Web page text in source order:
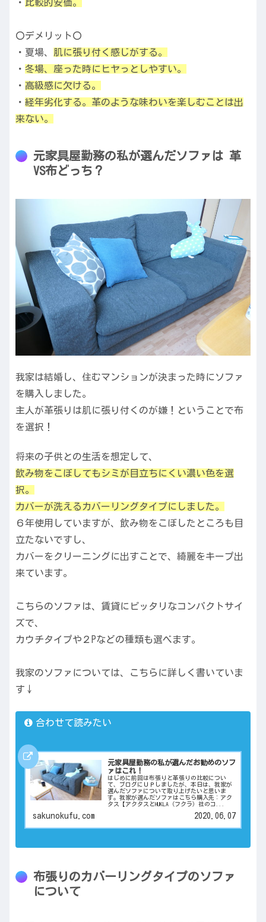
・ 比較的安価。
〇デメリット〇
・夏場、 肌に張り付く感じがする。
・ 冬場、座った時にヒヤっとしやすい。
・ 高級感に欠ける。
・ 経年劣化する。革のような味わいを楽しむことは出
来ない。
元家具屋勤務の私が選んだソファは 革
VS布どっち？
我家は結婚し、住むマンションが決まった時にソファ
を購入しました。
主人が革張りは肌に張り付くのが嫌！ということで布
を選択！
将来の子供との生活を想定して、
飲み物をこぼしてもシミが目立ちにくい濃い色を選
択。
カバーが洗えるカバーリングタイプにしました。
６年使用していますが、飲み物をこぼしたところも目
立たないですし、
カバーをクリーニングに出すことで、綺麗をキープ出
来ています。
こちらのソファは、賃貸にピッタリなコンパクトサイ
ズで、
カウチタイプや２Pなどの種類も選べます。
我家のソファについては、こちらに詳しく書いていま
す↓
合わせて読みたい
元家具屋勤務の私が選んだお勧めのソフ
ァはこれ！
はじめに前回は布張りと革張りの比較につい
て、ブログにＵＰしましたが、本日は、我家が
選んだソファについて取り上げたいと思いま
す。我家が選んだソファはこちら購入先：アク
タス【アクタスとHUKLA（フクラ）社のコ...
sakunokufu.com 2020.06.07
布張りのカバーリングタイプのソファ
について